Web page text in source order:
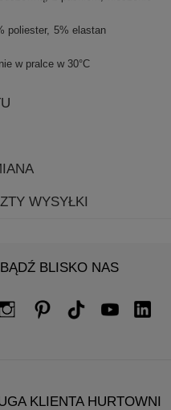
poliester 5% elastan
w pralce w 30°C
WYSYŁKI
BĄDŹ BLISKO NAS
KLIENTA HURTOWNI